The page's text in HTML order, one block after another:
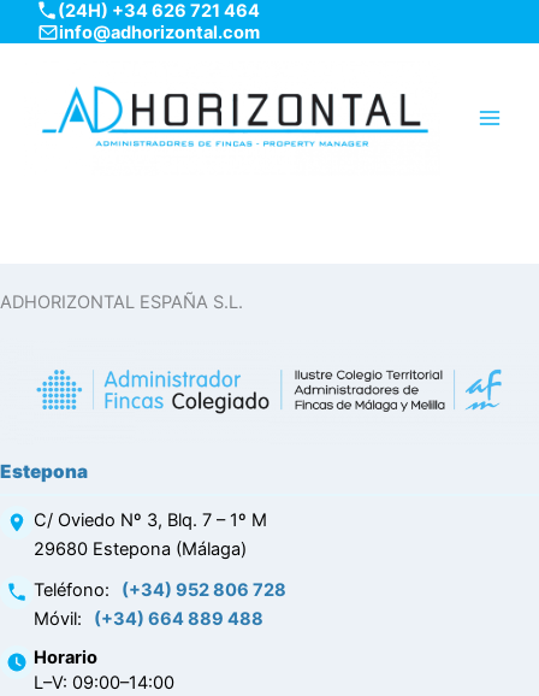
al
(24H) +34 626 721 464
info@adhorizontal.com
ADHORIZONTAL ESPAÑA S.L.
Estepona
C/ Oviedo Nº 3, Blq. 7 – 1º M
29680 Estepona (Málaga)
Teléfono:
(+34) 952 806 728
Móvil:
(+34) 664 889 488
Horario
L–V: 09:00–14:00